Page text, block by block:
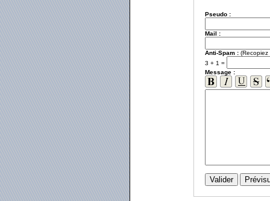
Pseudo :
Mail :
Anti-Spam :(Recopiez
3 + 1 =
Message :